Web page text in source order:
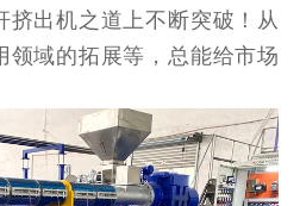
出机之道上不断突破！从
领域的拓展等，总能给市场